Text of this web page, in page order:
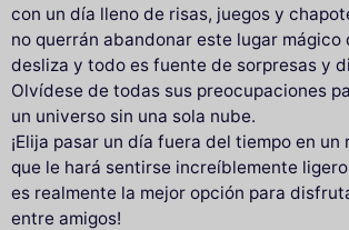
con un día lleno de risas, juegos y
no querrán abandonar este lugar mágico
desliza y todo es fuente de sorpresas y
Olvídese de todas sus preocupaciones
un universo sin una sola nube.
¡Elija pasar un día fuera del tiempo en
que le hará sentirse increíblemente
es realmente la mejor opción para
entre amigos!